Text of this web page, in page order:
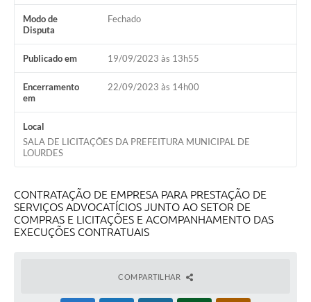
SIAFIC
Contas Públicas
Diário Oficial
Ouvidoria Municipal
Modo de
Disputa
Fechado
Publicado em 19/09/2023 às 13h55
Encerramento
em
22/09/2023 às 14h00
Local
SALA DE LICITAÇÕES DA PREFEITURA MUNICIPAL DE
LOURDES
CONTRATAÇÃO DE EMPRESA PARA PRESTAÇÃO DE
SERVIÇOS ADVOCATÍCIOS JUNTO AO SETOR DE
COMPRAS E LICITAÇÕES E ACOMPANHAMENTO DAS
EXECUÇÕES CONTRATUAIS
COMPARTILHAR